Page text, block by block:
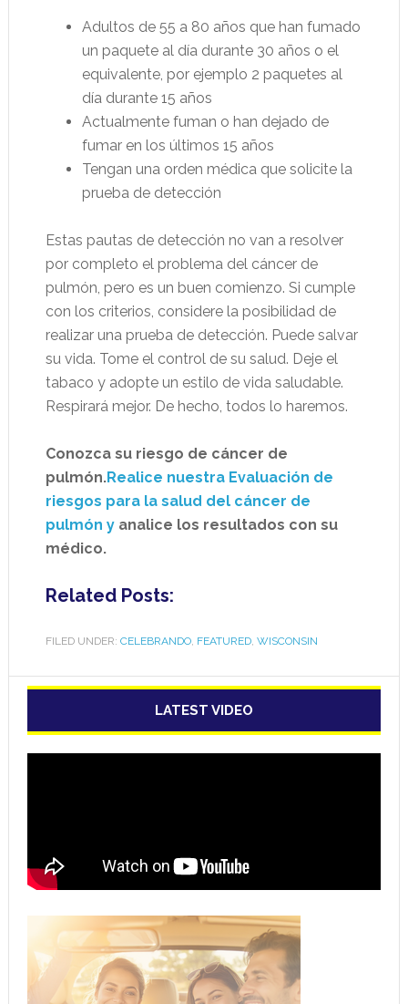
Adultos de 55 a 80 años que han fumado
un paquete al día durante 30 años o el
equivalente, por ejemplo 2 paquetes al
día durante 15 años
Actualmente fuman o han dejado de
fumar en los últimos 15 años
Tengan una orden médica que solicite la
prueba de detección
Estas pautas de detección no van a resolver
por completo el problema del cáncer de
pulmón, pero es un buen comienzo. Si cumple
con los criterios, considere la posibilidad de
realizar una prueba de detección. Puede salvar
su vida. Tome el control de su salud. Deje el
tabaco y adopte un estilo de vida saludable.
Respirará mejor. De hecho, todos lo haremos.
Conozca su riesgo de cáncer de
pulmón.Realice nuestra Evaluación de
riesgos para la salud del cáncer de
pulmón yanalice los resultados con su
médico.
Related Posts:
FILED UNDER: CELEBRANDO, FEATURED, WISCONSIN
LATEST VIDEO